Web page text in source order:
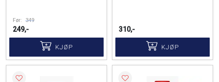
Før: 349
249,-
KJØP
310,-
KJØP